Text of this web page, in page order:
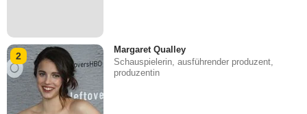
2
Margaret Qualley
Schauspielerin, ausführender produzent,
produzentin